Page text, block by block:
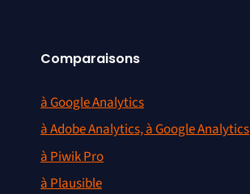
Comparaisons
à Google Analytics
à Adobe Analytics, à Google Analytics
à Piwik Pro
à Plausible